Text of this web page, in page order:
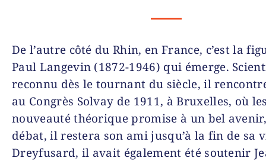
De l’autre côté du Rhin, en France, c’est la
Paul Langevin (1872-1946) qui émerge.
reconnu dès le tournant du siècle, il
au Congrès Solvay de 1911, à Bruxelles, où
nouveauté théorique promise à un bel
débat, il restera son ami jusqu’à la fin de sa
Dreyfusard, il avait également été soutenir